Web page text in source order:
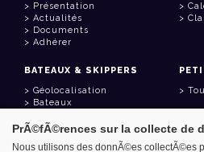
Présentation
Actualités
Documents
Adhérer
BATEAUX & SKIPPERS
Géolocalisation
Bateaux
LIENS UTILES
PrÃ©fÃ©rences sur la collecte de
Nous utilisons des donnÃ©es collectÃ©es